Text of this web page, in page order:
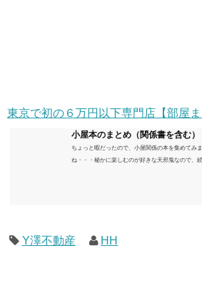
東京で初の６万円以下専門店【部屋ま
小屋本のまとめ（関係書を含む）
ちょっと暇だったので、小屋関係の本を集めてみ
ね・・・秘かに楽しむのが好きな天邪鬼なので、
Y澤不動産 HH